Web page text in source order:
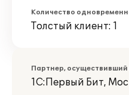
Количество
Толстый клиент: 1
Партнер,
1С:Первый Бит,